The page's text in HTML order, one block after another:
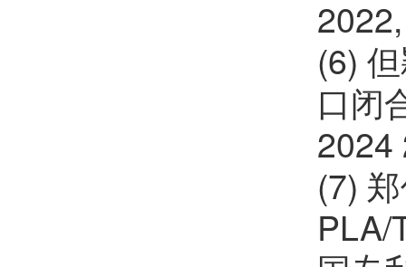
(6)
口闭
2024
(7)
PLA/